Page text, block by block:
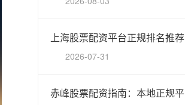
上海股票配资平台正规排名推荐
2026-07-31